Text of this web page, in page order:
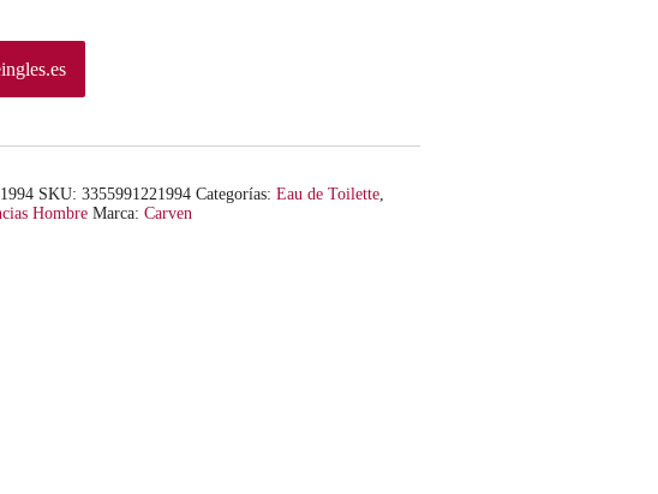
SKU: 3355991221994 Categorías: Eau de Toilette,
Hombre Marca: Carven